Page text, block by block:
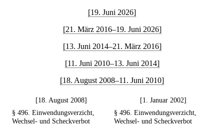
[19. Juni 2026]
[21. März 2016–19. Juni 2026]
[13. Juni 2014–21. März 2016]
[11. Juni 2010–13. Juni 2014]
[18. August 2008–11. Juni 2010]
[18. August 2008]
[1. Januar 2002]
§ 496. Einwendungsverzicht,
Wechsel- und Scheckverbot
§ 496. Einwendungsverzicht,
Wechsel- und Scheckverbot